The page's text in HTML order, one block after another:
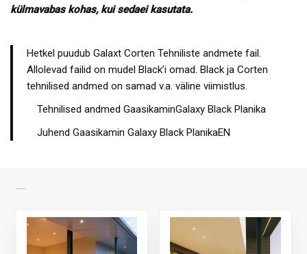
külmavabas kohas, kui sedaei kasutata.
Hetkel puudub Galaxt Corten Tehniliste andmete fail.
Allolevad failid on mudel Black’i omad. Black ja Corten
tehnilised andmed on samad v.a. väline viimistlus.
Tehnilised andmed GaasikaminGalaxy Black Planika
Juhend Gaasikamin Galaxy Black PlanikaEN